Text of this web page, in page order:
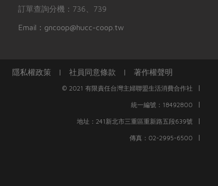
訂單查詢分機：736、739
Email：gncoop@hucc-coop.tw
隱私權政策 | 社員同意條款 | 著作權聲明
© 2021 有限責任台灣主婦聯盟生活消費合作社 |
統一編號：18492800 |
地址：241新北市三重區重新路五段639號 |
傳真：02-2995-6500 |